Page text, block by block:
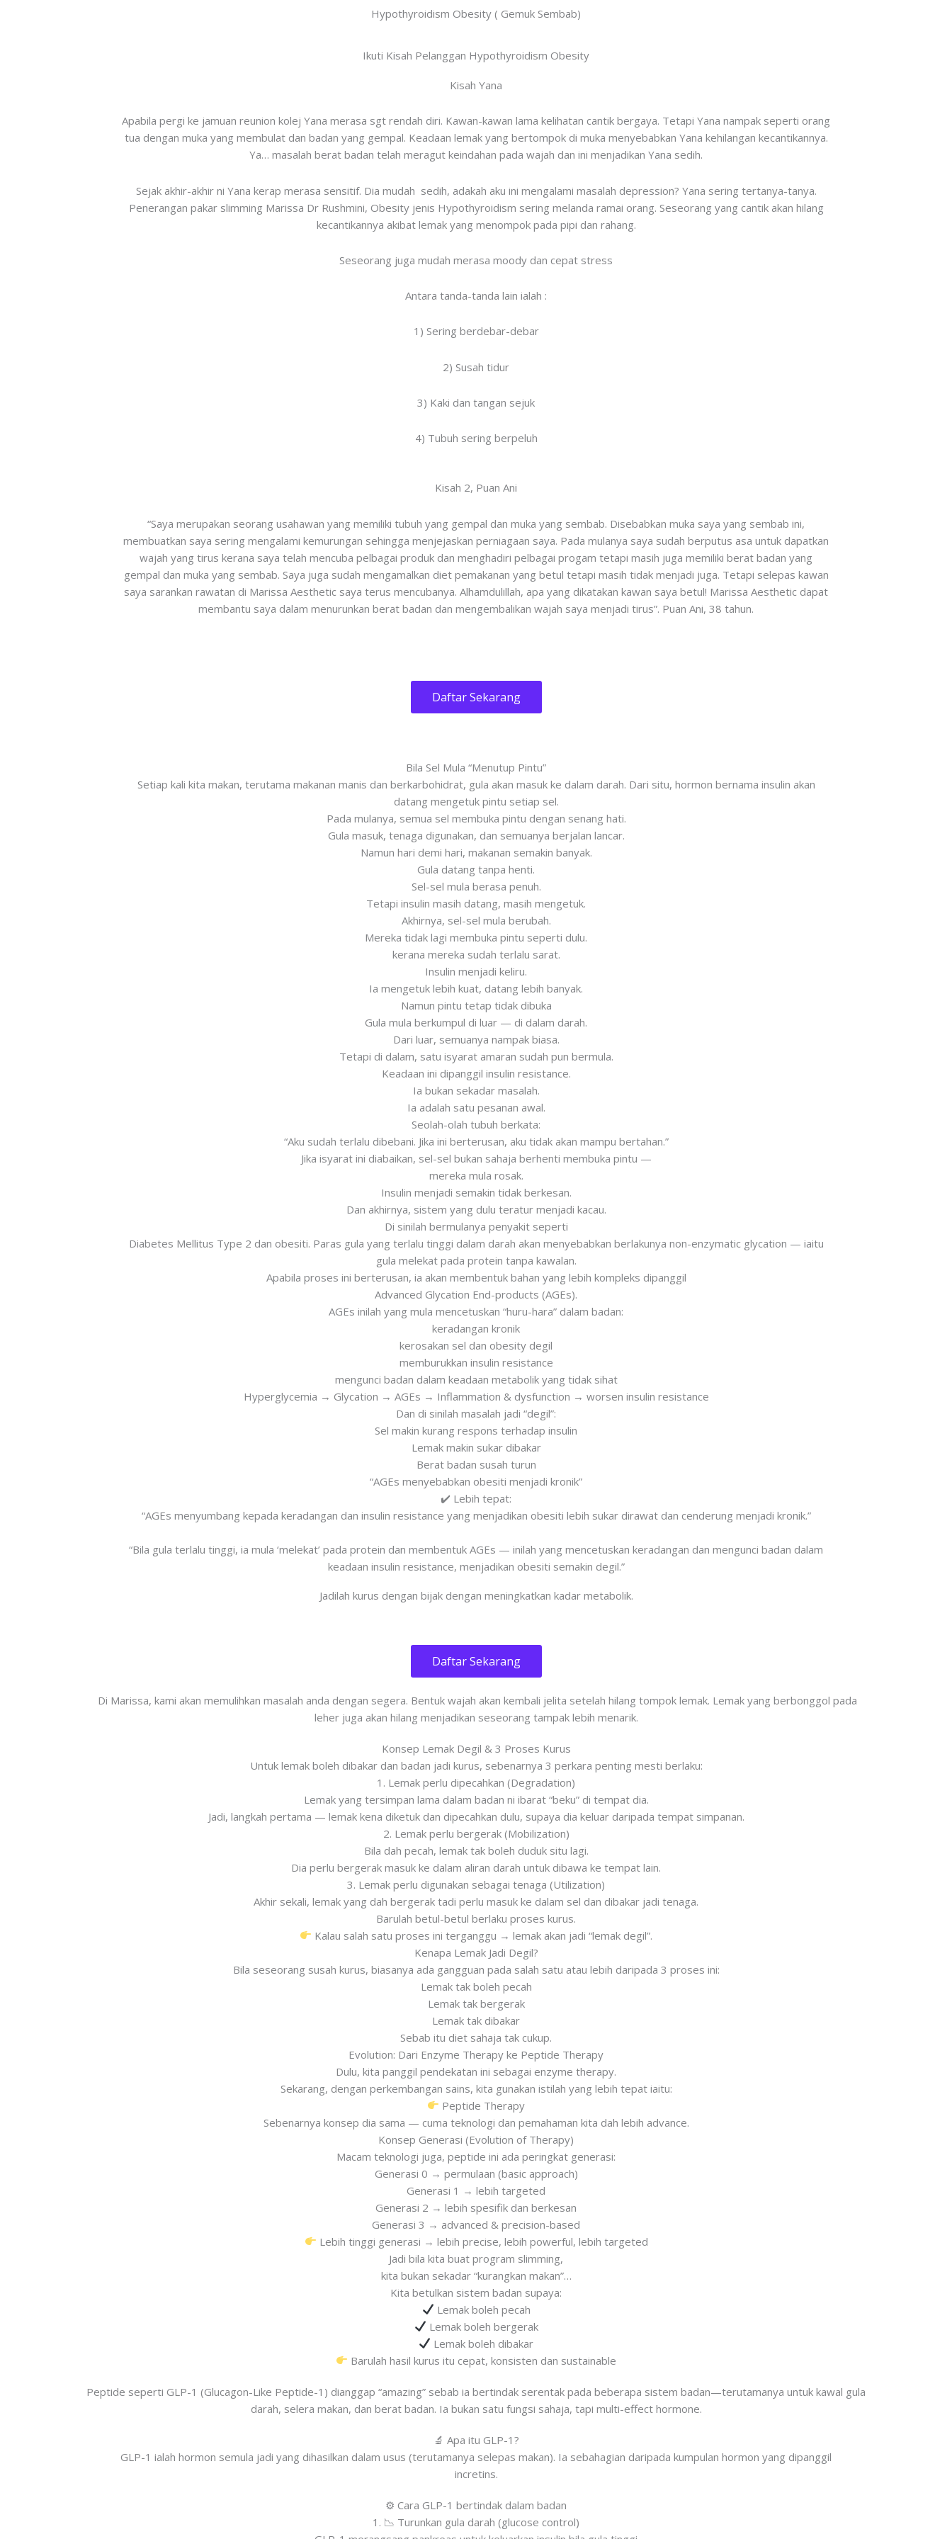
Hypothyroidism Obesity ( Gemuk Sembab)
Ikuti Kisah Pelanggan Hypothyroidism Obesity
Kisah Yana
Apabila pergi ke jamuan reunion kolej Yana merasa sgt rendah diri. Kawan-kawan lama kelihatan cantik bergaya. Tetapi Yana nampak seperti orang
tua dengan muka yang membulat dan badan yang gempal. Keadaan lemak yang bertompok di muka menyebabkan Yana kehilangan kecantikannya.
Ya… masalah berat badan telah meragut keindahan pada wajah dan ini menjadikan Yana sedih.
Sejak akhir-akhir ni Yana kerap merasa sensitif. Dia mudah sedih, adakah aku ini mengalami masalah depression? Yana sering tertanya-tanya.
Penerangan pakar slimming Marissa Dr Rushmini, Obesity jenis Hypothyroidism sering melanda ramai orang. Seseorang yang cantik akan hilang
kecantikannya akibat lemak yang menompok pada pipi dan rahang.
Seseorang juga mudah merasa moody dan cepat stress
Antara tanda-tanda lain ialah :
1) Sering berdebar-debar
2) Susah tidur
3) Kaki dan tangan sejuk
4) Tubuh sering berpeluh
Kisah 2, Puan Ani
“Saya merupakan seorang usahawan yang memiliki tubuh yang gempal dan muka yang sembab. Disebabkan muka saya yang sembab ini,
membuatkan saya sering mengalami kemurungan sehingga menjejaskan perniagaan saya. Pada mulanya saya sudah berputus asa untuk dapatkan
wajah yang tirus kerana saya telah mencuba pelbagai produk dan menghadiri pelbagai progam tetapi masih juga memiliki berat badan yang
gempal dan muka yang sembab. Saya juga sudah mengamalkan diet pemakanan yang betul tetapi masih tidak menjadi juga. Tetapi selepas kawan
saya sarankan rawatan di Marissa Aesthetic saya terus mencubanya. Alhamdulillah, apa yang dikatakan kawan saya betul! Marissa Aesthetic dapat
membantu saya dalam menurunkan berat badan dan mengembalikan wajah saya menjadi tirus”. Puan Ani, 38 tahun.
Daftar Sekarang
Bila Sel Mula “Menutup Pintu”
Setiap kali kita makan, terutama makanan manis dan berkarbohidrat, gula akan masuk ke dalam darah. Dari situ, hormon bernama insulin akan
datang mengetuk pintu setiap sel.
Pada mulanya, semua sel membuka pintu dengan senang hati.
Gula masuk, tenaga digunakan, dan semuanya berjalan lancar.
Namun hari demi hari, makanan semakin banyak.
Gula datang tanpa henti.
Sel-sel mula berasa penuh.
Tetapi insulin masih datang, masih mengetuk.
Akhirnya, sel-sel mula berubah.
Mereka tidak lagi membuka pintu seperti dulu.
kerana mereka sudah terlalu sarat.
Insulin menjadi keliru.
Ia mengetuk lebih kuat, datang lebih banyak.
Namun pintu tetap tidak dibuka
Gula mula berkumpul di luar — di dalam darah.
Dari luar, semuanya nampak biasa.
Tetapi di dalam, satu isyarat amaran sudah pun bermula.
Keadaan ini dipanggil insulin resistance.
Ia bukan sekadar masalah.
Ia adalah satu pesanan awal.
Seolah-olah tubuh berkata:
“Aku sudah terlalu dibebani. Jika ini berterusan, aku tidak akan mampu bertahan.”
Jika isyarat ini diabaikan, sel-sel bukan sahaja berhenti membuka pintu —
mereka mula rosak.
Insulin menjadi semakin tidak berkesan.
Dan akhirnya, sistem yang dulu teratur menjadi kacau.
Di sinilah bermulanya penyakit seperti
Diabetes Mellitus Type 2 dan obesiti. Paras gula yang terlalu tinggi dalam darah akan menyebabkan berlakunya non-enzymatic glycation — iaitu
gula melekat pada protein tanpa kawalan.
Apabila proses ini berterusan, ia akan membentuk bahan yang lebih kompleks dipanggil
Advanced Glycation End-products (AGEs).
AGEs inilah yang mula mencetuskan “huru-hara” dalam badan:
keradangan kronik
kerosakan sel dan obesity degil
memburukkan insulin resistance
mengunci badan dalam keadaan metabolik yang tidak sihat
Hyperglycemia → Glycation → AGEs → Inflammation & dysfunction → worsen insulin resistance
Dan di sinilah masalah jadi “degil”:
Sel makin kurang respons terhadap insulin
Lemak makin sukar dibakar
Berat badan susah turun
“AGEs menyebabkan obesiti menjadi kronik”
✔️ Lebih tepat:
“AGEs menyumbang kepada keradangan dan insulin resistance yang menjadikan obesiti lebih sukar dirawat dan cenderung menjadi kronik.”
“Bila gula terlalu tinggi, ia mula ‘melekat’ pada protein dan membentuk AGEs — inilah yang mencetuskan keradangan dan mengunci badan dalam
keadaan insulin resistance, menjadikan obesiti semakin degil.”
Jadilah kurus dengan bijak dengan meningkatkan kadar metabolik.
Daftar Sekarang
Di Marissa, kami akan memulihkan masalah anda dengan segera. Bentuk wajah akan kembali jelita setelah hilang tompok lemak. Lemak yang berbonggol pada
leher juga akan hilang menjadikan seseorang tampak lebih menarik.
Konsep Lemak Degil & 3 Proses Kurus
Untuk lemak boleh dibakar dan badan jadi kurus, sebenarnya 3 perkara penting mesti berlaku:
1. Lemak perlu dipecahkan (Degradation)
Lemak yang tersimpan lama dalam badan ni ibarat “beku” di tempat dia.
Jadi, langkah pertama — lemak kena diketuk dan dipecahkan dulu, supaya dia keluar daripada tempat simpanan.
2. Lemak perlu bergerak (Mobilization)
Bila dah pecah, lemak tak boleh duduk situ lagi.
Dia perlu bergerak masuk ke dalam aliran darah untuk dibawa ke tempat lain.
3. Lemak perlu digunakan sebagai tenaga (Utilization)
Akhir sekali, lemak yang dah bergerak tadi perlu masuk ke dalam sel dan dibakar jadi tenaga.
Barulah betul-betul berlaku proses kurus.
Kalau salah satu proses ini terganggu → lemak akan jadi “lemak degil”.
Kenapa Lemak Jadi Degil?
Bila seseorang susah kurus, biasanya ada gangguan pada salah satu atau lebih daripada 3 proses ini:
Lemak tak boleh pecah
Lemak tak bergerak
Lemak tak dibakar
Sebab itu diet sahaja tak cukup.
Evolution: Dari Enzyme Therapy ke Peptide Therapy
Dulu, kita panggil pendekatan ini sebagai enzyme therapy.
Sekarang, dengan perkembangan sains, kita gunakan istilah yang lebih tepat iaitu:
Peptide Therapy
Sebenarnya konsep dia sama — cuma teknologi dan pemahaman kita dah lebih advance.
Konsep Generasi (Evolution of Therapy)
Macam teknologi juga, peptide ini ada peringkat generasi:
Generasi 0 → permulaan (basic approach)
Generasi 1 → lebih targeted
Generasi 2 → lebih spesifik dan berkesan
Generasi 3 → advanced & precision-based
Lebih tinggi generasi → lebih precise, lebih powerful, lebih targeted
Jadi bila kita buat program slimming,
kita bukan sekadar “kurangkan makan”…
Kita betulkan sistem badan supaya:
Lemak boleh pecah
Lemak boleh bergerak
Lemak boleh dibakar
Barulah hasil kurus itu cepat, konsisten dan sustainable
Peptide seperti GLP-1 (Glucagon-Like Peptide-1) dianggap “amazing” sebab ia bertindak serentak pada beberapa sistem badan—terutamanya untuk kawal gula
darah, selera makan, dan berat badan. Ia bukan satu fungsi sahaja, tapi multi-effect hormone.
🔬 Apa itu GLP-1?
GLP-1 ialah hormon semula jadi yang dihasilkan dalam usus (terutamanya selepas makan). Ia sebahagian daripada kumpulan hormon yang dipanggil
incretins.
⚙️ Cara GLP-1 bertindak dalam badan
1. 📉 Turunkan gula darah (glucose control)